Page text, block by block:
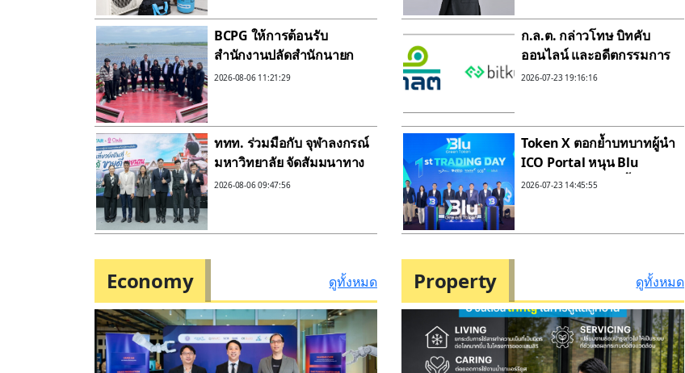
เคลื่อน Circular Economy
เต็มขั้น
BCPG ให้การต้อนรับ
สำนักงานปลัดสำนักนายก
รัฐมนตรีเข้าศึกษาดูงาน ณ
2026-08-06 11:21:29
ททท. ร่วมมือกับ จุฬาลงกรณ์
มหาวิทยาลัย จัดสัมมนาทาง
วิชาการและการตลาดเชิงรุก
นาน”
2026-08-06 09:47:56
ก.ล.ต. กล่าวโทษ บิทคับ
ออนไลน์ และอดีตกรรมการ
บริษัท ต่อ บก.ปอศ.กรณีแจ้ง
2026-07-23 19:16:16
Token X ตอกย้ำบทบาทผู้นำ
ICO Portal หนุน Blu
Green Token เปิดซื้อขาย
อนุรักษ์สิ่งแวดล้อมไทยสู่
2026-07-23 14:45:55
Economy ดูทั้งหมด Property ดูทั้งหมด